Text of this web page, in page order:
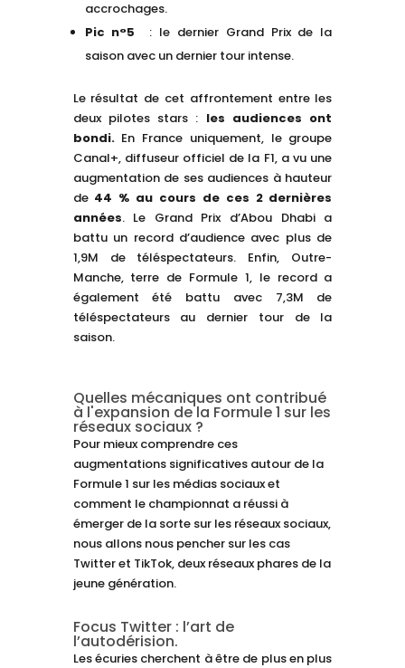
accrochages.
Pic n°5 : le dernier Grand Prix de la
saison avec un dernier tour intense.
Le résultat de cet affrontement entre les
deux pilotes stars : les audiences ont
bondi.En France uniquement, le groupe
Canal+, diffuseur officiel de la F1, a vu une
augmentation de ses audiences à hauteur
de 44 % au cours de ces 2 dernières
années. Le Grand Prix d’Abou Dhabi a
battu un record d’audience avec plus de
1,9M de téléspectateurs. Enfin, Outre-
Manche, terre de Formule 1, le record a
également été battu avec 7,3M de
téléspectateurs au dernier tour de la
saison.
Quelles mécaniques ont contribué
à l'expansion de la Formule 1 sur les
réseaux sociaux ?
Pour mieux comprendre ces
augmentations significatives autour de la
Formule 1 sur les médias sociaux et
comment le championnat a réussi à
émerger de la sorte sur les réseaux sociaux,
nous allons nous pencher sur les cas
Twitter et TikTok, deux réseaux phares de la
jeune génération.
Focus Twitter : l’art de
l’autodérision.
Les écuries cherchent à être de plus en plus